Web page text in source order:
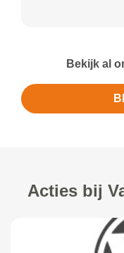
Bekijk al
Acties bij